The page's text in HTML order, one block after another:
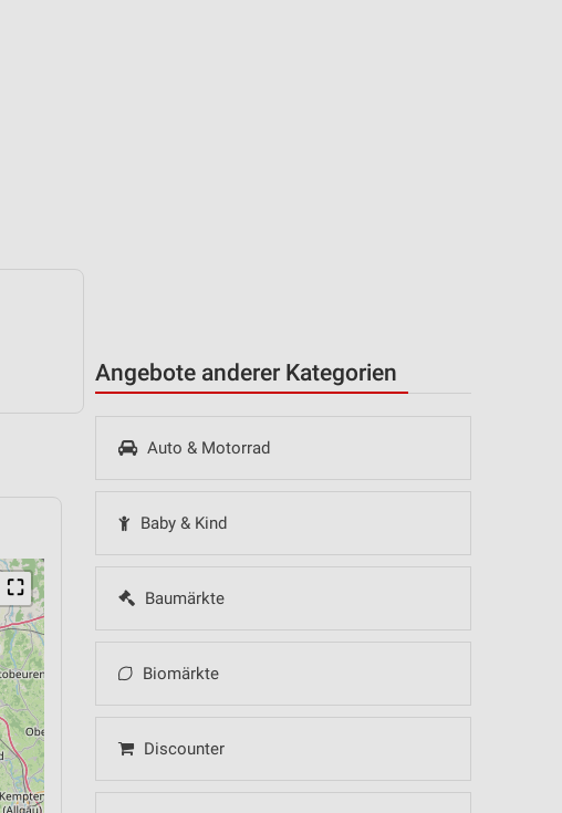
Angebote anderer Kategorien
Auto & Motorrad
Baby & Kind
Baumärkte
Biomärkte
Discounter
⛶